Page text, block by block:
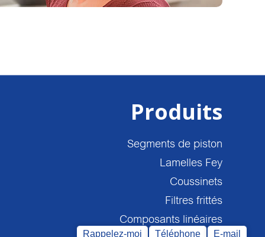
Rappelez-moi Téléphone E-mail
Produits
Segments de piston
Lamelles Fey
Coussinets
Filtres frittés
Composants linéaires